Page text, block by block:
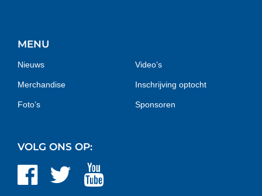
MENU
Nieuws
Merchandise
Foto’s
Video’s
Inschrijving optocht
Sponsoren
VOLG ONS OP: